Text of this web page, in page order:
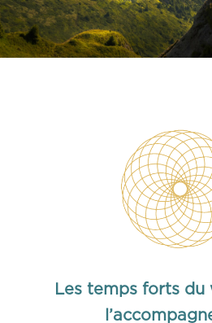
Les temps forts du